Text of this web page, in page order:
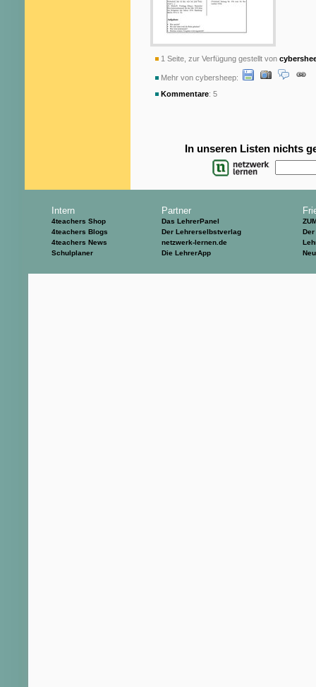
1 Seite, zur Verfügung gestellt von
Mehr von cybersheep:
Kommentare: 5
In unseren Listen nichts
Intern
4teachers Shop
4teachers Blogs
4teachers News
Schulplaner
Partner
Das LehrerPanel
Der Lehrerselbstverlag
netzwerk-lernen.de
Die LehrerApp